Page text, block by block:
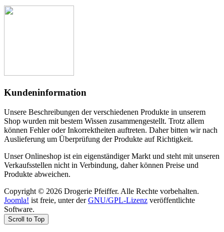
Kundeninformation
Unsere Beschreibungen der verschiedenen Produkte in unserem
Shop wurden mit bestem Wissen zusammengestellt. Trotz allem
können Fehler oder Inkorrektheiten auftreten. Daher bitten wir nach
Auslieferung um Überprüfung der Produkte auf Richtigkeit.
Unser Onlineshop ist ein eigenständiger Markt und steht mit unseren
Verkaufsstellen nicht in Verbindung, daher können Preise und
Produkte abweichen.
Copyright © 2026 Drogerie Pfeiffer. Alle Rechte vorbehalten.
Joomla! ist freie, unter derGNU/GPL-Lizenz veröffentlichte
Software.
Scroll to Top